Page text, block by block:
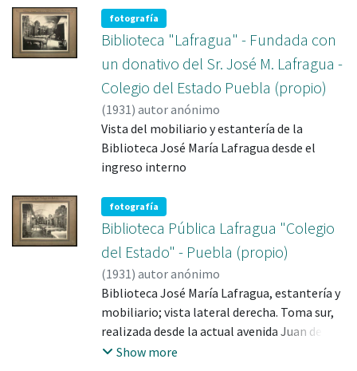
grabado calcográfico que muestran diversas
vistas de la Torre de Babel, algunas de las
Maravillas del mundo antiguo y planos de
Babilonia y Nínive.
fotografía
Biblioteca "Lafragua" - Fundada con
un donativo del Sr. José M. Lafragua -
Colegio del Estado Puebla (propio)
(1931)
Vista del mobiliario y estantería de la
Biblioteca José María Lafragua desde el
fotografía
Biblioteca Pública Lafragua "Colegio
del Estado" - Puebla (propio)
(1931)
Biblioteca José María Lafragua, estantería y
mobiliario; vista lateral derecha. Toma sur,
realizada desde la actual avenida Juan de
Palafox y Mendoza hacia el interior de la
Show more